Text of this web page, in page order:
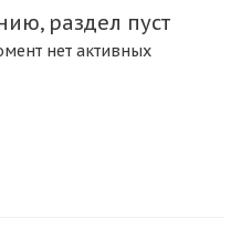
раздел пуст
нет активных